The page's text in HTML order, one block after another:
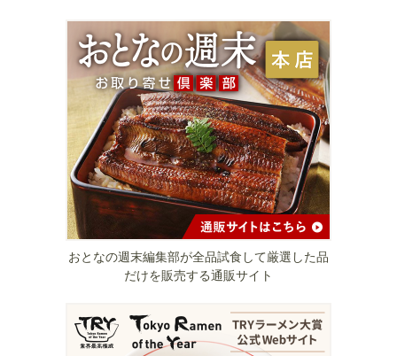
おとなの週末編集部が全品試食して厳選した品
だけを販売する通販サイト